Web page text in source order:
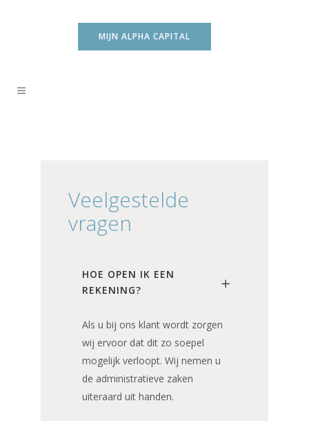
MIJN ALPHA CAPITAL
Veelgestelde
vragen
HOE OPEN IK EEN
REKENING?
Als u bij ons klant wordt zorgen
wij ervoor dat dit zo soepel
mogelijk verloopt. Wij nemen u
de administratieve zaken
uiteraard uit handen.